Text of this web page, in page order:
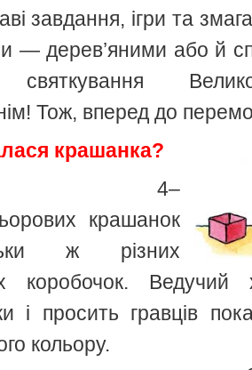
завдання, ігри та
— дерев’яними або й
святкування
Тож, вперед до
крашанка?
4–
крашанок
ж різних
коробочок. Ведучий
і просить гравців
кольору.